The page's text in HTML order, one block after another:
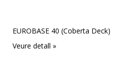
EUROBASE 40 (Coberta Deck)
Veure detall »